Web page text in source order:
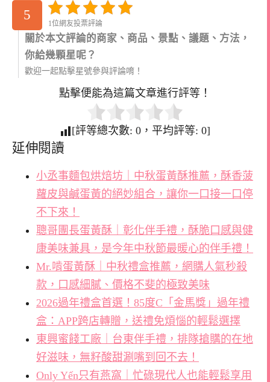
5
1位網友投票評論
關於本文評論的商家、商品、景點、議題、方法，
你給幾顆星呢？
歡迎一起點擊星號參與評論唷！
點擊便能為這篇文章進行評等！
[評等總次數: 0 ，平均評等: 0]
延伸閱讀
小丞事麵包烘焙坊｜中秋蛋黃酥推薦，酥香菠
蘿皮與鹹蛋黃的絕妙組合，讓你一口接一口停
不下來！
聰哥團長蛋黃酥｜彰化伴手禮，酥脆口感與健
康美味兼具，是今年中秋節最暖心的伴手禮！
Mr.啃蛋黃酥｜中秋禮盒推薦，網購人氣秒殺
款，口感細膩、價格不斐的極致美味
2026過年禮盒首選！85度C「金馬獎」過年禮
盒：APP跨店轉贈，送禮免煩惱的輕鬆選擇
東興蜜餞工廠｜台東伴手禮，排隊搶購的在地
好滋味，無籽酸甜涮嘴到回不去！
Only Yến只有燕窩｜忙碌現代人也能輕鬆享用